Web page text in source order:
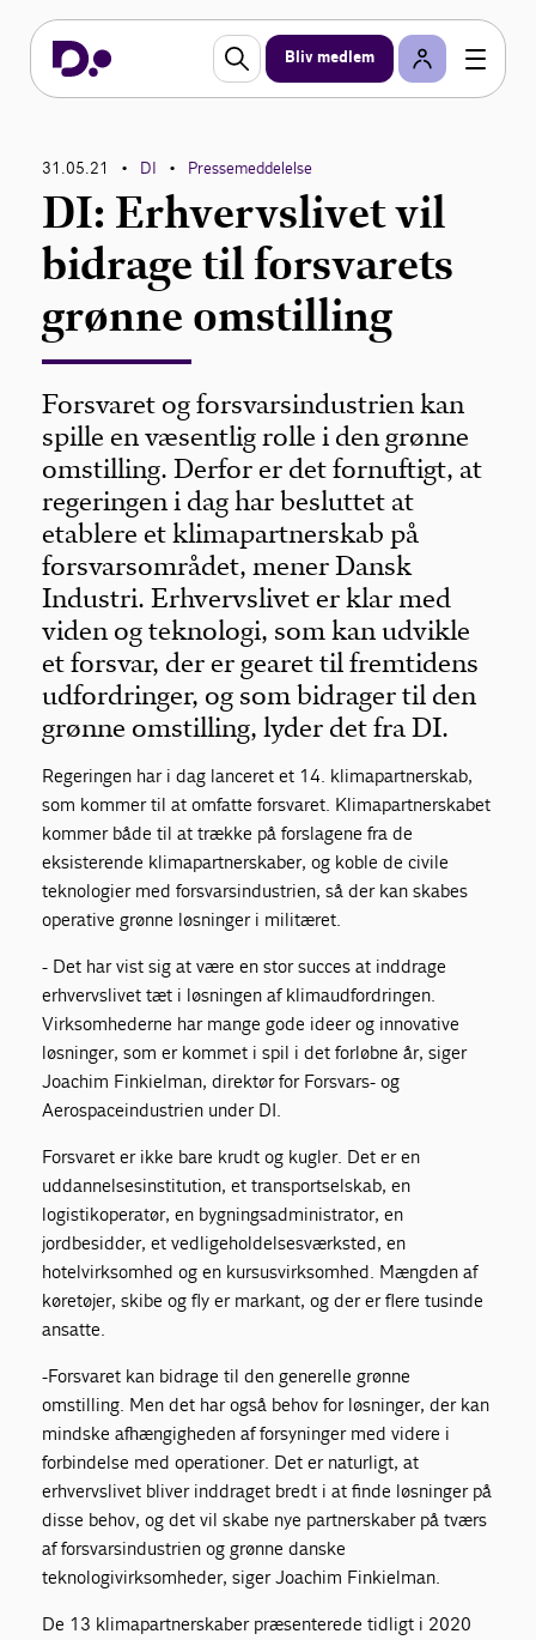
Bliv medlem
31.05.21 • DI • Pressemeddelelse
DI: Erhvervslivet vil
bidrage til forsvarets
grønne omstilling
Forsvaret og forsvarsindustrien kan
spille en væsentlig rolle i den grønne
omstilling. Derfor er det fornuftigt, at
regeringen i dag har besluttet at
etablere et klimapartnerskab på
forsvarsområdet, mener Dansk
Industri. Erhvervslivet er klar med
viden og teknologi, som kan udvikle
et forsvar, der er gearet til fremtidens
udfordringer, og som bidrager til den
grønne omstilling, lyder det fra DI.
Regeringen har i dag lanceret et 14. klimapartnerskab,
som kommer til at omfatte forsvaret. Klimapartnerskabet
kommer både til at trække på forslagene fra de
eksisterende klimapartnerskaber, og koble de civile
teknologier med forsvarsindustrien, så der kan skabes
operative grønne løsninger i militæret.
- Det har vist sig at være en stor succes at inddrage
erhvervslivet tæt i løsningen af klimaudfordringen.
Virksomhederne har mange gode ideer og innovative
løsninger, som er kommet i spil i det forløbne år, siger
Joachim Finkielman, direktør for Forsvars- og
Aerospaceindustrien under DI.
Forsvaret er ikke bare krudt og kugler. Det er en
uddannelsesinstitution, et transportselskab, en
logistikoperatør, en bygningsadministrator, en
jordbesidder, et vedligeholdelsesværksted, en
hotelvirksomhed og en kursusvirksomhed. Mængden af
køretøjer, skibe og fly er markant, og der er flere tusinde
ansatte.
-Forsvaret kan bidrage til den generelle grønne
omstilling. Men det har også behov for løsninger, der kan
mindske afhængigheden af forsyninger med videre i
forbindelse med operationer. Det er naturligt, at
erhvervslivet bliver inddraget bredt i at finde løsninger på
disse behov, og det vil skabe nye partnerskaber på tværs
af forsvarsindustrien og grønne danske
teknologivirksomheder, siger Joachim Finkielman.
De 13 klimapartnerskaber præsenterede tidligt i 2020